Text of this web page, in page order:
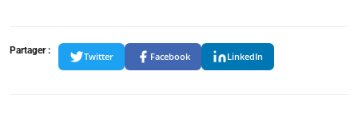
Partager :
Twitter Facebook LinkedIn